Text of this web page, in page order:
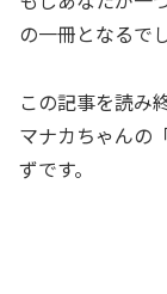
の一冊となるで
この記事を読み
マナカちゃんの
ずです。